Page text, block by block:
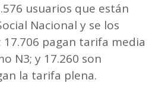
usuarios que están
Nacional y se los
pagan tarifa media
N3; y 17.260 son
la tarifa plena.